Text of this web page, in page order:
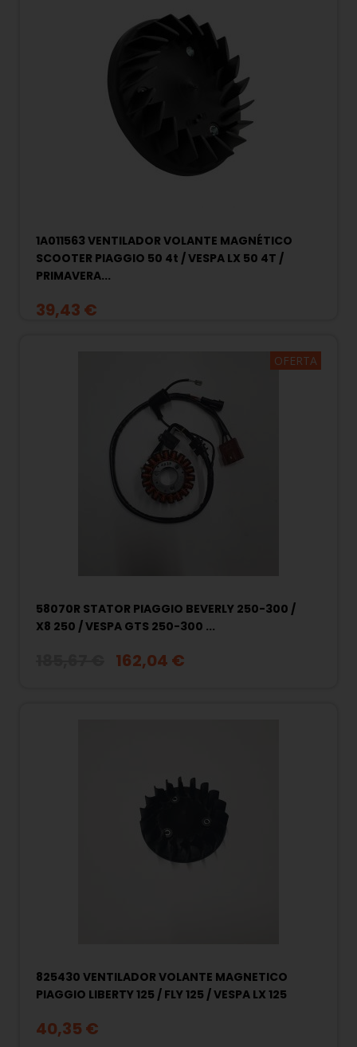
1A011563 VENTILADOR VOLANTE MAGNÉTICO
SCOOTER PIAGGIO 50 4t / VESPA LX 50 4T /
PRIMAVERA...
39,43 €
OFERTA
58070R STATOR PIAGGIO BEVERLY 250-300 /
X8 250 / VESPA GTS 250-300 ...
162,04 €
825430 VENTILADOR VOLANTE MAGNETICO
PIAGGIO LIBERTY 125 / FLY 125 / VESPA LX 125
40,35 €